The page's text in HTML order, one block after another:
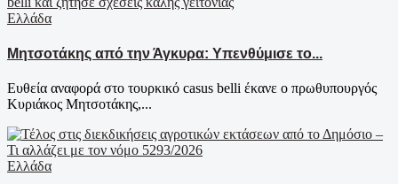
Ελλάδα
Μητσοτάκης από την Άγκυρα: Υπενθύμισε το...
Ευθεία αναφορά στο τουρκικό casus belli έκανε ο πρωθυπουργός
Κυριάκος Μητσοτάκης,...
Ελλάδα